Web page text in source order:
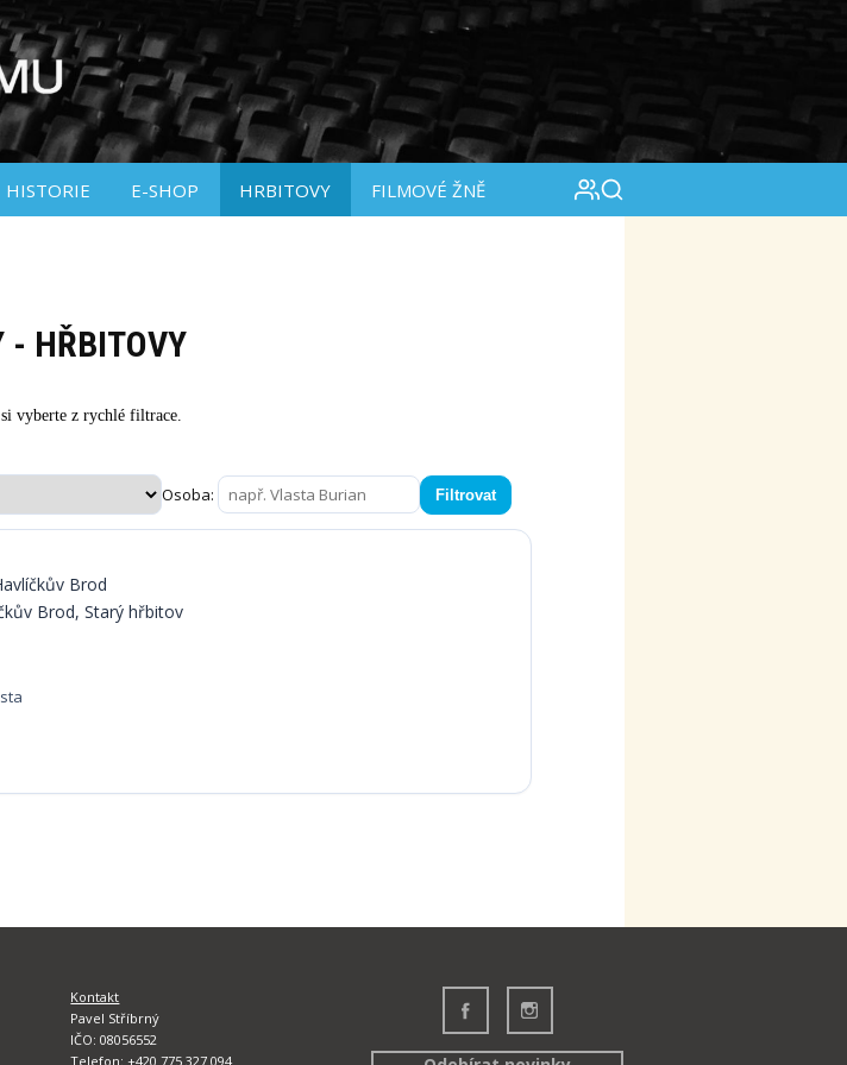
HISTORIE E-SHOP HRBITOVY FILMOVÉ ŽNĚ
- HŘBITOVY
vyberte z rychlé filtrace.
Osoba: Filtrovat
Brod
Brod, Starý hřbitov
Kontakt
Pavel Stříbrný
IČO: 08056552
Telefon: +420 775 327 094